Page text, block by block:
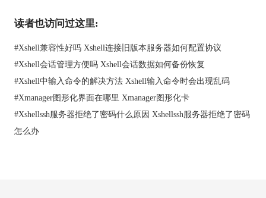
出Linux桌面，并且可进行最大化展示，与实际在本地操作并没有
多大区别。
读者也访问过这里:
#Xshell兼容性好吗 Xshell连接旧版本服务器如何配置协议
#Xshell会话管理方便吗 Xshell会话数据如何备份恢复
#Xshell中输入命令的解决方法 Xshell输入命令时会出现乱码
#Xmanager图形化界面在哪里 Xmanager图形化卡
#Xshellssh服务器拒绝了密码什么原因 Xshellssh服务器拒绝了密码
怎么办